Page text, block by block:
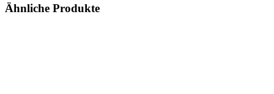
Ähnliche Produkte